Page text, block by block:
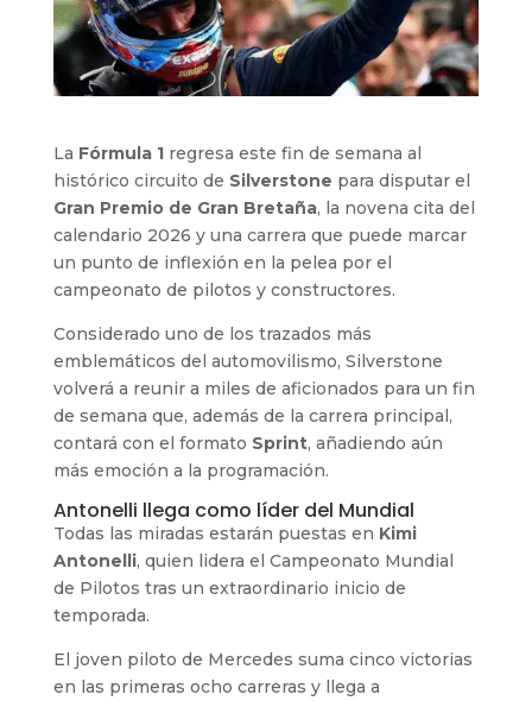
La Fórmula 1regresa este fin de semana al
histórico circuito de Silverstone para disputar el
Gran Premio de Gran Bretaña, la novena cita del
calendario 2026 y una carrera que puede marcar
un punto de inflexión en la pelea por el
campeonato de pilotos y constructores.
Considerado uno de los trazados más
emblemáticos del automovilismo, Silverstone
volverá a reunir a miles de aficionados para un fin
de semana que, además de la carrera principal,
contará con el formato Sprint, añadiendo aún
más emoción a la programación.
Antonelli llega como líder del Mundial
Todas las miradas estarán puestas en Kimi
Antonelli, quien lidera el Campeonato Mundial
de Pilotos tras un extraordinario inicio de
temporada.
El joven piloto de Mercedes suma cinco victorias
en las primeras ocho carreras y llega a